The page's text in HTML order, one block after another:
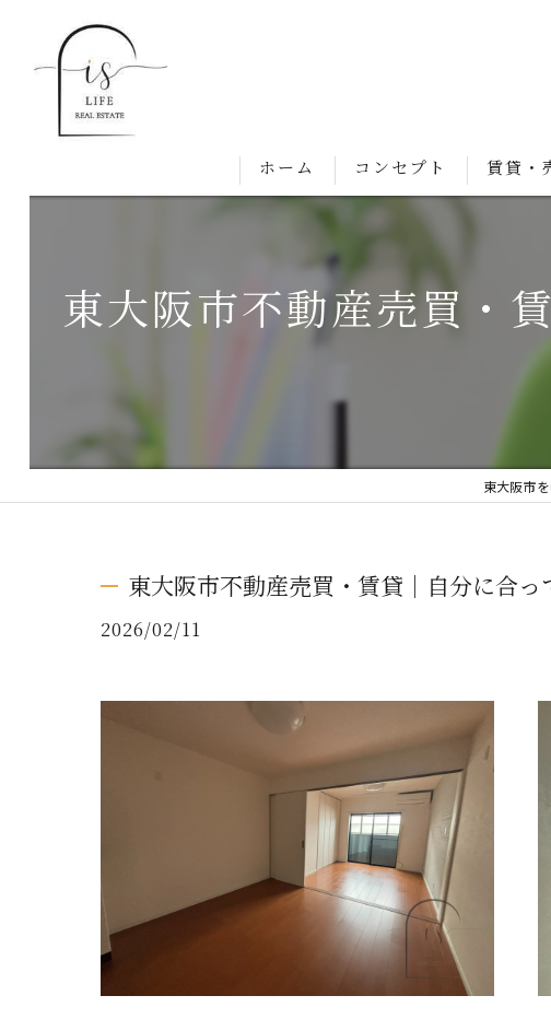
ホーム コンセプト 賃貸・
東大阪市不動産売買・
東大阪市
東大阪市不動産売買・賃貸｜自分に合
2026/02/11